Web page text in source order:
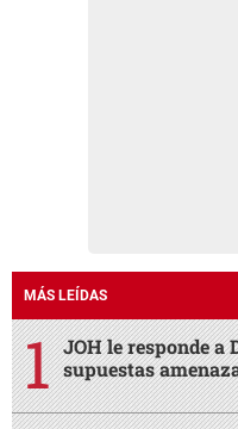
MÁS LEÍDAS
JOH le responde a
supuestas